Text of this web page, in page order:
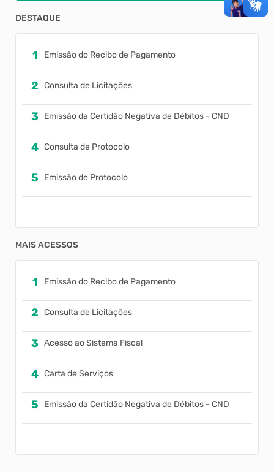
DESTAQUE
Emissão do Recibo de Pagamento
Consulta de Licitações
Emissão da Certidão Negativa de Débitos - CND
Consulta de Protocolo
Emissão de Protocolo
MAIS ACESSOS
Emissão do Recibo de Pagamento
Consulta de Licitações
Acesso ao Sistema Fiscal
Carta de Serviços
Emissão da Certidão Negativa de Débitos - CND